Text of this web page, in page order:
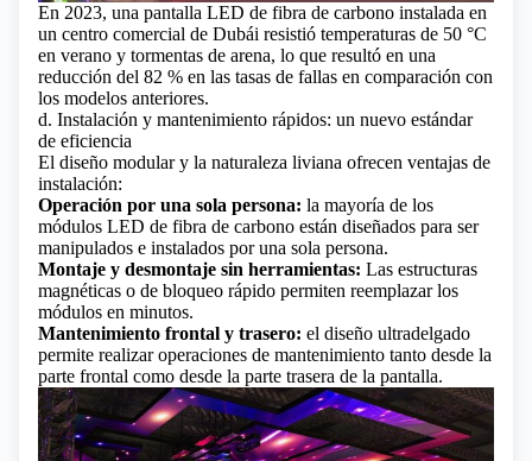
En 2023, una pantalla LED de fibra de carbono instalada en
un centro comercial de Dubái resistió temperaturas de 50 °C
en verano y tormentas de arena, lo que resultó en una
reducción del 82 % en las tasas de fallas en comparación con
los modelos anteriores.
d. Instalación y mantenimiento rápidos: un nuevo estándar
de eficiencia
El diseño modular y la naturaleza liviana ofrecen ventajas de
instalación:
Operación por una sola persona: la mayoría de los
módulos LED de fibra de carbono están diseñados para ser
manipulados e instalados por una sola persona.
Montaje y desmontaje sin herramientas: Las estructuras
magnéticas o de bloqueo rápido permiten reemplazar los
módulos en minutos.
Mantenimiento frontal y trasero: el diseño ultradelgado
permite realizar operaciones de mantenimiento tanto desde la
parte frontal como desde la parte trasera de la pantalla.